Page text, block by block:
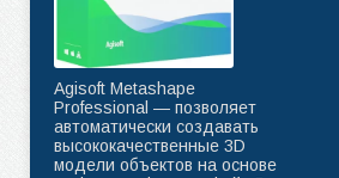
Agisoft Metashape
Professional — позволяет
автоматически создавать
высококачественные 3D
модели объектов на основе